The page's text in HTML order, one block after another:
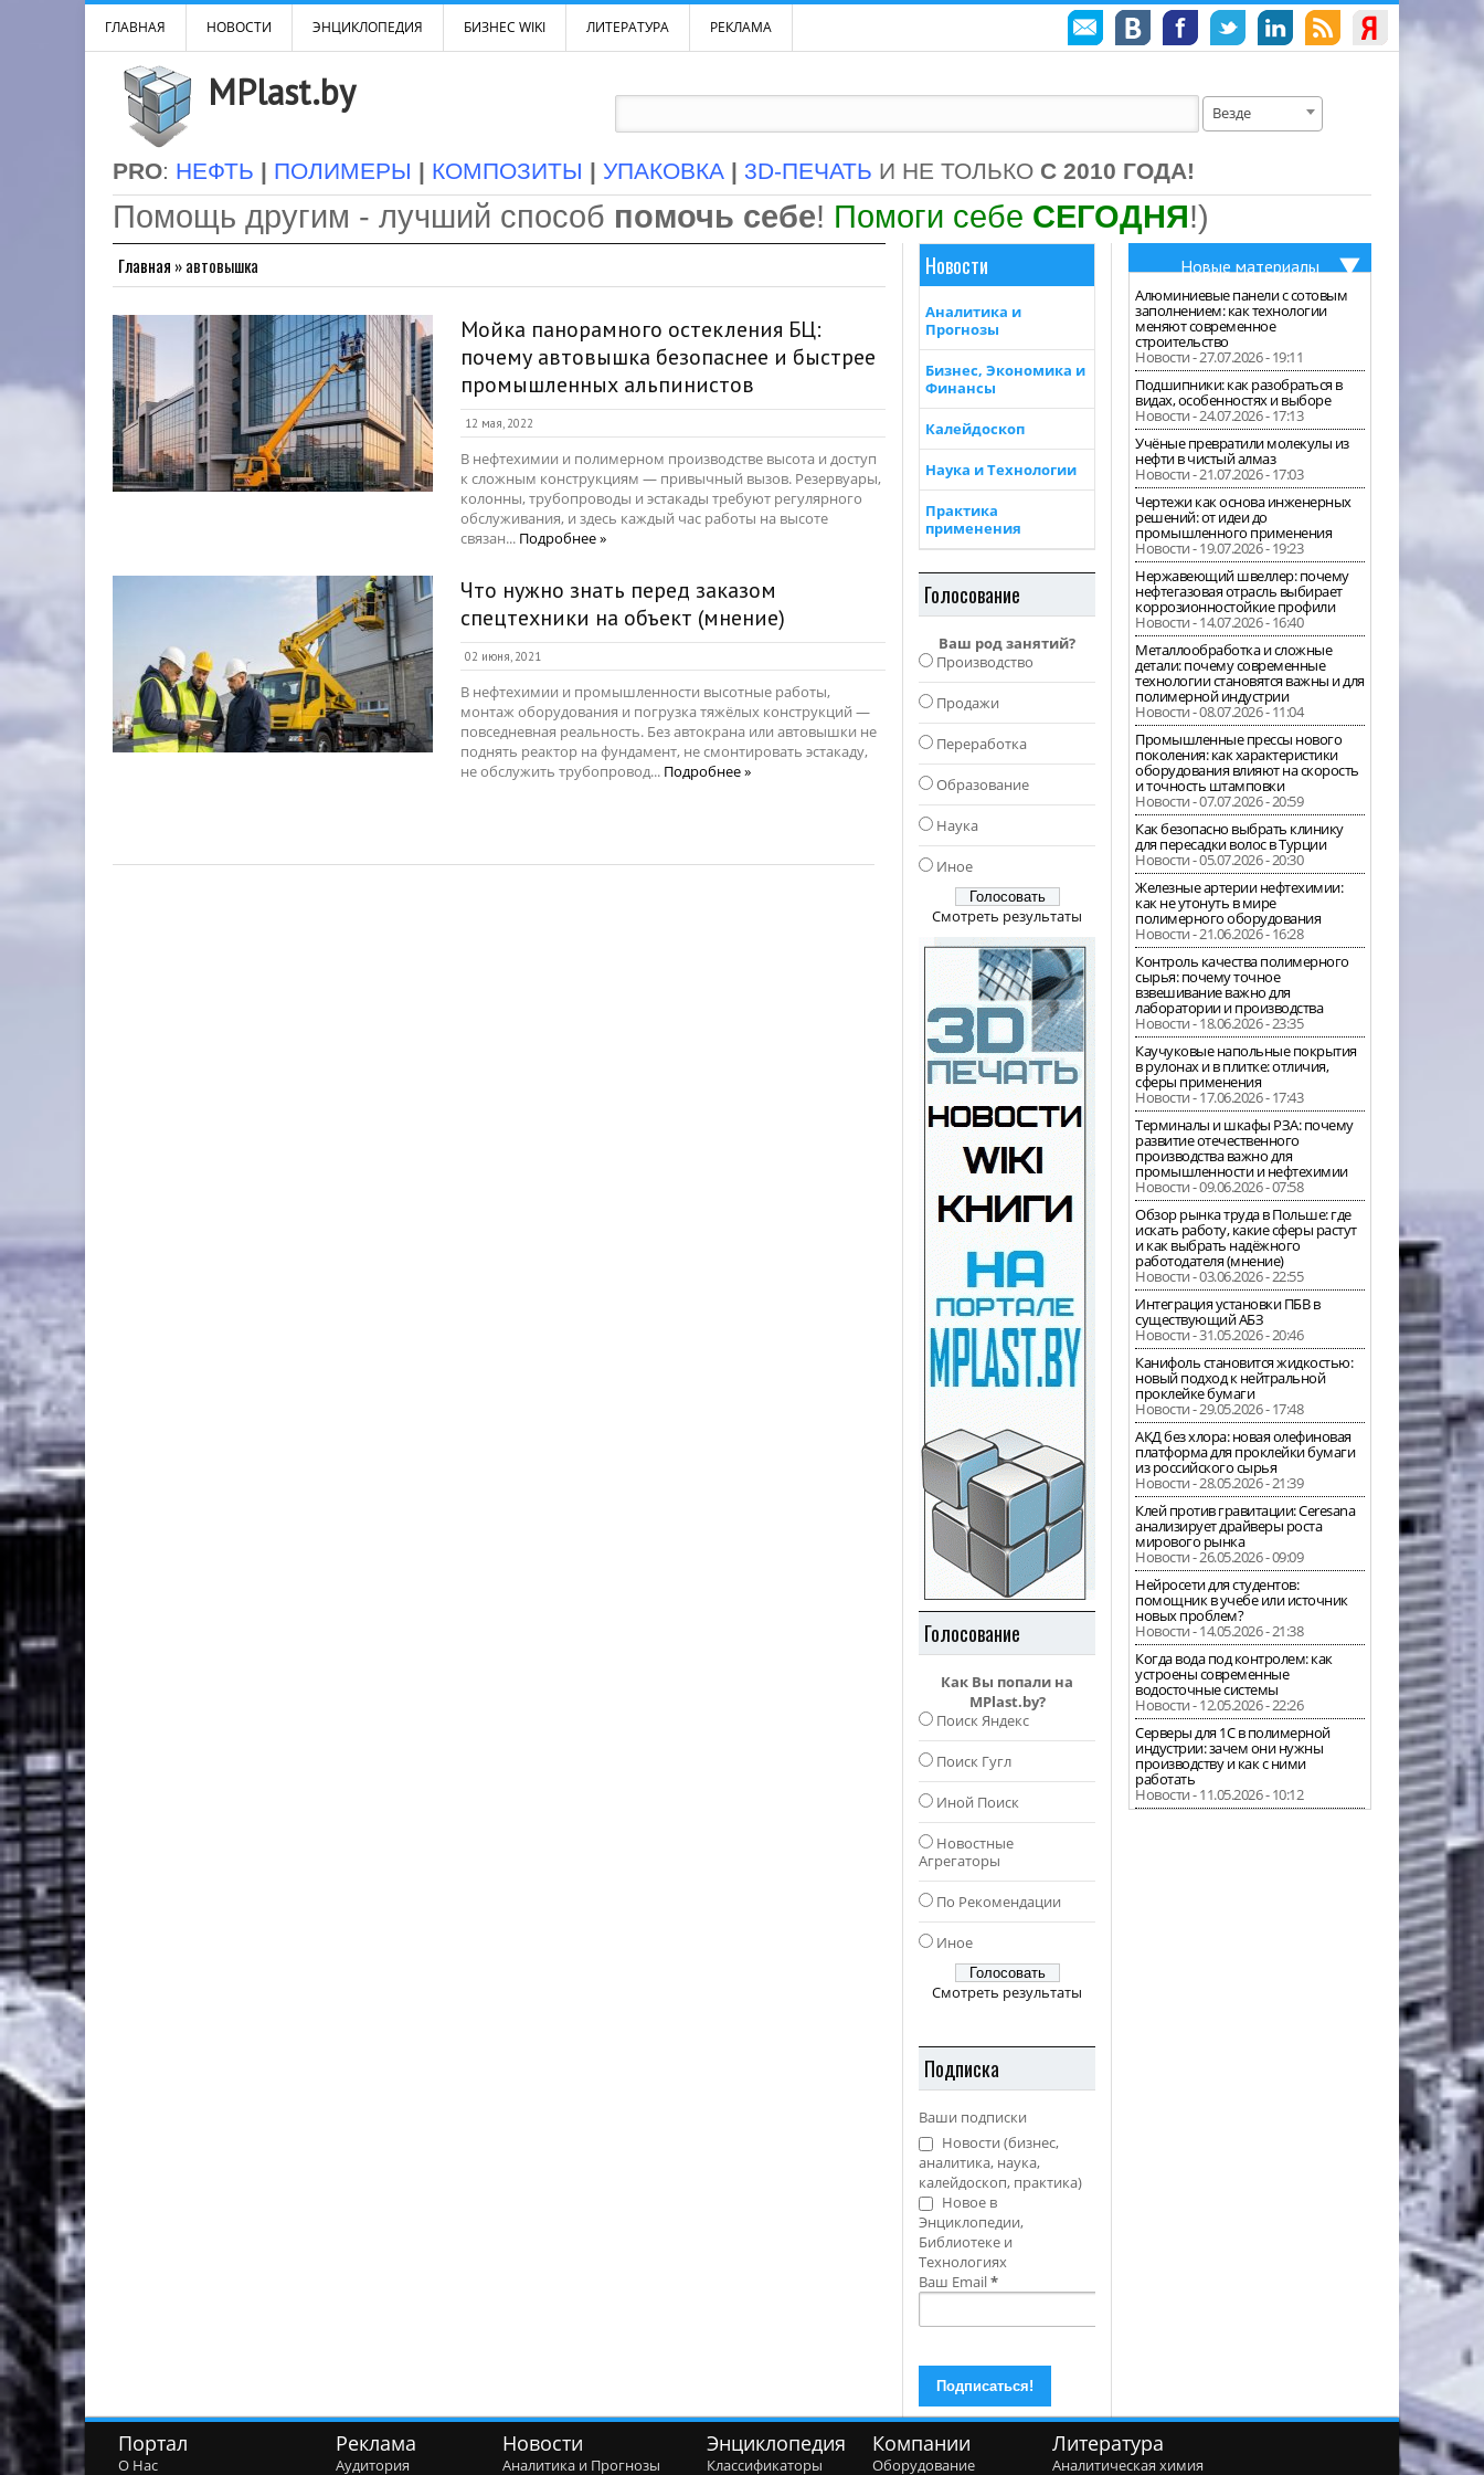
ГЛАВНАЯ НОВОСТИ ЭНЦИКЛОПЕДИЯ БИЗНЕС WIKI ЛИТЕРАТУРА РЕКЛАМА
MPlast.by Везде
PRO: НЕФТЬ | ПОЛИМЕРЫ | КОМПОЗИТЫ | УПАКОВКА | 3D-ПЕЧАТЬ И НЕ ТОЛЬКО С 2010 ГОДА!
Помощь другим - лучший способ помочь себе! Помоги себе СЕГОДНЯ!)
Главная »автовышка
Мойка панорамного остекления БЦ:
почему автовышка безопаснее и быстрее
промышленных альпинистов
12 мая, 2022
В нефтехимии и полимерном производстве высота и доступ
к сложным конструкциям — привычный вызов. Резервуары,
колонны, трубопроводы и эстакады требуют регулярного
обслуживания, и здесь каждый час работы на высоте
связан... Подробнее »
Что нужно знать перед заказом
спецтехники на объект (мнение)
02 июня, 2021
В нефтехимии и промышленности высотные работы,
монтаж оборудования и погрузка тяжёлых конструкций —
повседневная реальность. Без автокрана или автовышки не
поднять реактор на фундамент, не смонтировать эстакаду,
не обслужить трубопровод... Подробнее »
Новости
Аналитика и
Прогнозы
Бизнес, Экономика и
Финансы
Калейдоскоп
Наука и Технологии
Практика
применения
Голосование
Ваш род занятий?
Производство
Продажи
Переработка
Образование
Наука
Иное
Смотреть результаты
Голосование
Как Вы попали на
MPlast.by?
Поиск Яндекс
Поиск Гугл
Иной Поиск
Новостные
Агрегаторы
По Рекомендации
Иное
Смотреть результаты
Подписка
Ваши подписки
Новости (бизнес,
аналитика, наука,
калейдоскоп, практика)
Новое в
Энциклопедии,
Библиотеке и
Технологиях
Ваш Email*
Новые материалы
Алюминиевые панели с сотовым
заполнением: как технологии
меняют современное
строительство
Новости - 27.07.2026 - 19:11
Подшипники: как разобраться в
видах, особенностях и выборе
Новости - 24.07.2026 - 17:13
Учёные превратили молекулы из
нефти в чистый алмаз
Новости - 21.07.2026 - 17:03
Чертежи как основа инженерных
решений: от идеи до
промышленного применения
Новости - 19.07.2026 - 19:23
Нержавеющий швеллер: почему
нефтегазовая отрасль выбирает
коррозионностойкие профили
Новости - 14.07.2026 - 16:40
Металлообработка и сложные
детали: почему современные
технологии становятся важны и для
полимерной индустрии
Новости - 08.07.2026 - 11:04
Промышленные прессы нового
поколения: как характеристики
оборудования влияют на скорость
и точность штамповки
Новости - 07.07.2026 - 20:59
Как безопасно выбрать клинику
для пересадки волос в Турции
Новости - 05.07.2026 - 20:30
Железные артерии нефтехимии:
как не утонуть в мире
полимерного оборудования
Новости - 21.06.2026 - 16:28
Контроль качества полимерного
сырья: почему точное
взвешивание важно для
лаборатории и производства
Новости - 18.06.2026 - 23:35
Каучуковые напольные покрытия
в рулонах и в плитке: отличия,
сферы применения
Новости - 17.06.2026 - 17:43
Терминалы и шкафы РЗА: почему
развитие отечественного
производства важно для
промышленности и нефтехимии
Новости - 09.06.2026 - 07:58
Обзор рынка труда в Польше: где
искать работу, какие сферы растут
и как выбрать надёжного
работодателя (мнение)
Новости - 03.06.2026 - 22:55
Интеграция установки ПБВ в
существующий АБЗ
Новости - 31.05.2026 - 20:46
Канифоль становится жидкостью:
новый подход к нейтральной
проклейке бумаги
Новости - 29.05.2026 - 17:48
АКД без хлора: новая олефиновая
платформа для проклейки бумаги
из российского сырья
Новости - 28.05.2026 - 21:39
Клей против гравитации: Ceresana
анализирует драйверы роста
мирового рынка
Новости - 26.05.2026 - 09:09
Нейросети для студентов:
помощник в учебе или источник
новых проблем?
Новости - 14.05.2026 - 21:38
Когда вода под контролем: как
устроены современные
водосточные системы
Новости - 12.05.2026 - 22:26
Серверы для 1С в полимерной
индустрии: зачем они нужны
производству и как с ними
работать
Новости - 11.05.2026 - 10:12
Портал
О Нас
Реклама
Аудитория
Новости
Аналитика и Прогнозы
Энциклопедия
Классификаторы
Компании
Оборудование
Литература
Аналитическая химия